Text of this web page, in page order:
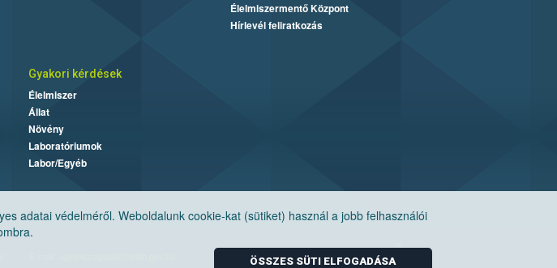
adatai védelméről. Weboldalunk cookie-kat (sütiket) használ a jobb felhasználói
ÖSSZES SÜTI ELFOGADÁSA
Élelmiszermentő Központ
Hírlevél feliratkozás
Gyakori kérdések
Élelmiszer
Állat
Növény
Laboratóriumok
Labor/Egyéb